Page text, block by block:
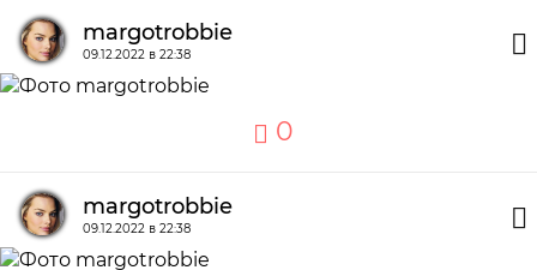
margotrobbie
09.12.2022 в 22:38
0
margotrobbie
09.12.2022 в 22:38